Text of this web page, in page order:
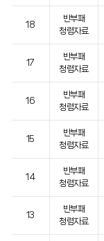
18
반부패
청렴자료
17
반부패
청렴자료
16
반부패
청렴자료
15
반부패
청렴자료
14
반부패
청렴자료
13
반부패
청렴자료